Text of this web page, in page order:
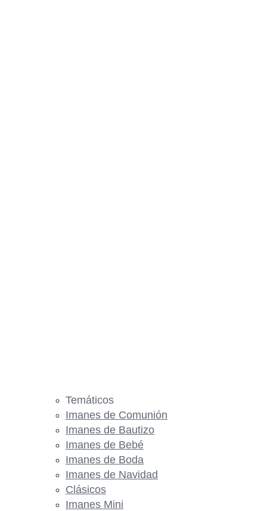
Temáticos
Imanes de Comunión
Imanes de Bautizo
Imanes de Bebé
Imanes de Boda
Imanes de Navidad
Clásicos
Imanes Mini